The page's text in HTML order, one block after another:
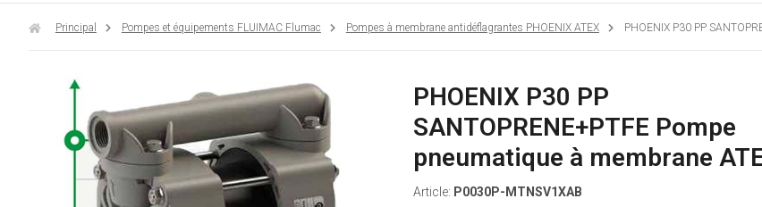
Principal Pompes et équipements FLUIMAC Flumac Pompes à membrane antidéflagrantes PHOENIX ATEX PHOENIX P30 PP
PHOENIX P30 PP
SANTOPRENE+PTFE Pompe
pneumatique à membrane
Article: P0030P-MTNSV1XAB